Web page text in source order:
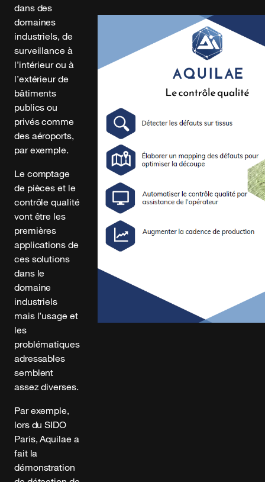
dans des
domaines
industriels, de
surveillance à
l’intérieur ou à
l’extérieur de
bâtiments
publics ou
privés comme
des aéroports,
par exemple.
Le comptage
de pièces et le
contrôle qualité
vont être les
premières
applications de
ces solutions
dans le
domaine
industriels
mais l’usage et
les
problématiques
adressables
semblent
assez diverses.
Par exemple,
lors du SIDO
Paris, Aquilae a
fait la
démonstration